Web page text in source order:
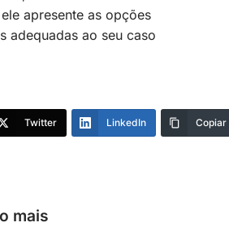
apresente as opções
adequadas ao seu caso
Twitter LinkedIn Copiar
mais